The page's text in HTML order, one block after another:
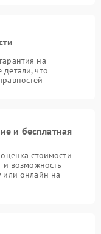
на
что
и бесплатная
стоимости
и возможность
или онлайн на